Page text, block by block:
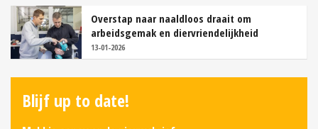
Overstap naar naaldloos draait om
arbeidsgemak en diervriendelijkheid
13-01-2026
Blijf up to date!